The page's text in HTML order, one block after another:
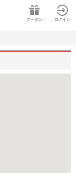
クーポン ログイン